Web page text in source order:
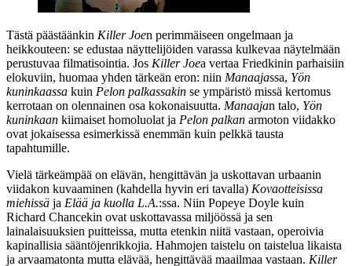
Tästä päästäänkin Killer Joen perimmäiseen ongelmaan ja
heikkouteen: se edustaa näyttelijöiden varassa kulkevaa näytelmään
perustuvaa filmatisointia. Jos Killer Joea vertaa Friedkinin parhaisiin
elokuviin, huomaa yhden tärkeän eron: niin Manaajassa, Yön
kuninkaassa kuin Pelon palkassakin se ympäristö missä kertomus
kerrotaan on olennainen osa kokonaisuutta. Manaajan talo, Yön
kuninkaan kiimaiset homoluolat ja Pelon palkan armoton viidakko
ovat jokaisessa esimerkissä enemmän kuin pelkkä tausta
tapahtumille.
Vielä tärkeämpää on elävän, hengittävän ja uskottavan urbaanin
viidakon kuvaaminen (kahdella hyvin eri tavalla) Kovaotteisissa
miehissä ja Elää ja kuolla L.A.:ssa. Niin Popeye Doyle kuin
Richard Chancekin ovat uskottavassa miljöössä ja sen
lainalaisuuksien puitteissa, mutta etenkin niitä vastaan, operoivia
kapinallisia sääntöjenrikkojia. Hahmojen taistelu on taistelua likaista
ja arvaamatonta mutta elävää, hengittävää maailmaa vastaan. Killer